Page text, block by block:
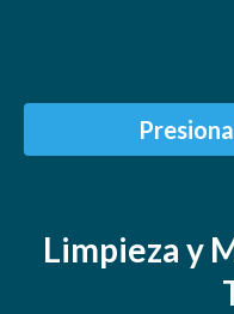
Limpieza y